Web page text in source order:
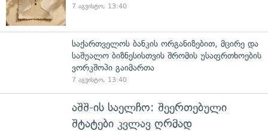
7 აგვისტო, 13:40
საქართველოს ბანკის ორგანიზებით, მცირე და
საშუალო ბიზნესისთვის შრომის უსაფრთხოების
ვორკშოპი გაიმართა
7 აგვისტო, 13:40
აშშ-ის საელჩო: შეერთებული
შტატები კვლავ ღრმად